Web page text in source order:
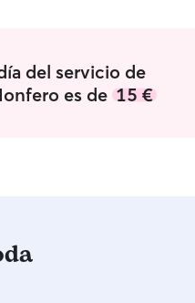
del servicio de
es de 15 €